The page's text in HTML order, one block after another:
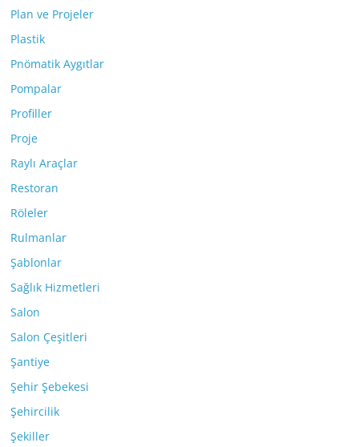
Plan ve Projeler
Plastik
Pnömatik Aygıtlar
Pompalar
Profiller
Proje
Raylı Araçlar
Restoran
Röleler
Rulmanlar
Şablonlar
Sağlık Hizmetleri
Salon
Salon Çeşitleri
Şantiye
Şehir Şebekesi
Şehircilik
Şekiller